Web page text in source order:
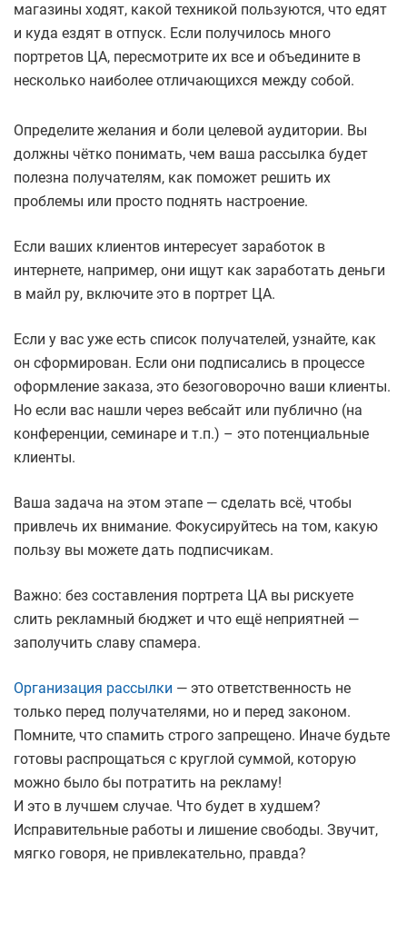
магазины ходят, какой техникой пользуются, что едят
и куда ездят в отпуск. Если получилось много
портретов ЦА, пересмотрите их все и объедините в
несколько наиболее отличающихся между собой.
Определите желания и боли целевой аудитории. Вы
должны чётко понимать, чем ваша рассылка будет
полезна получателям, как поможет решить их
проблемы или просто поднять настроение.
Если ваших клиентов интересует заработок в
интернете, например, они ищут как заработать деньги
в майл ру, включите это в портрет ЦА.
Если у вас уже есть список получателей, узнайте, как
он сформирован. Если они подписались в процессе
оформление заказа, это безоговорочно ваши клиенты.
Но если вас нашли через вебсайт или публично (на
конференции, семинаре и т.п.) – это потенциальные
клиенты.
Ваша задача на этом этапе — сделать всё, чтобы
привлечь их внимание. Фокусируйтесь на том, какую
пользу вы можете дать подписчикам.
Важно: без составления портрета ЦА вы рискуете
слить рекламный бюджет и что ещё неприятней —
заполучить славу спамера.
Организация рассылки — это ответственность не
только перед получателями, но и перед законом.
Помните, что спамить строго запрещено. Иначе будьте
готовы распрощаться с круглой суммой, которую
можно было бы потратить на рекламу!
И это в лучшем случае. Что будет в худшем?
Исправительные работы и лишение свободы. Звучит,
мягко говоря, не привлекательно, правда?